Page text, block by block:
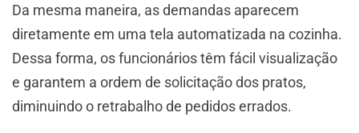
Da mesma maneira, as demandas aparecem
diretamente em uma tela automatizada na cozinha.
Dessa forma, os funcionários têm fácil visualização
e garantem a ordem de solicitação dos pratos,
diminuindo o retrabalho de pedidos errados.